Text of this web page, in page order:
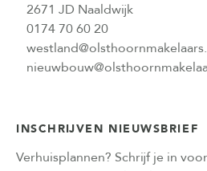
2671 JD Naaldwijk
0174 70 60 20
INSCHRIJVEN NIEUWSBRIEF
Verhuisplannen? Schrijf je in